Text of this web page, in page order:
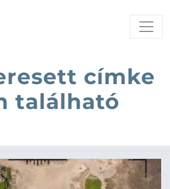
címke
található